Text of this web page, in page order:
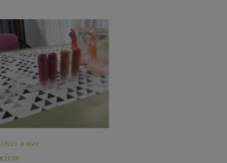
Sticks à lèvre
€25,00